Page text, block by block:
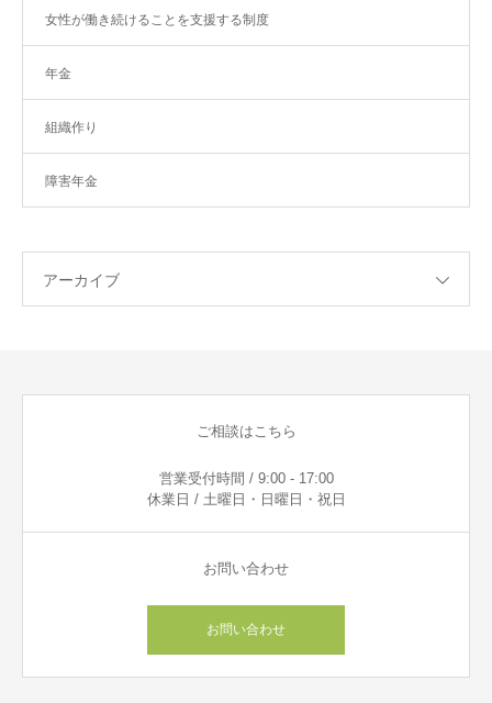
女性が働き続けることを支援する制度
年金
組織作り
障害年金
アーカイブ
ご相談はこちら
営業受付時間 / 9:00 - 17:00
休業日 / 土曜日・日曜日・祝日
お問い合わせ
お問い合わせ